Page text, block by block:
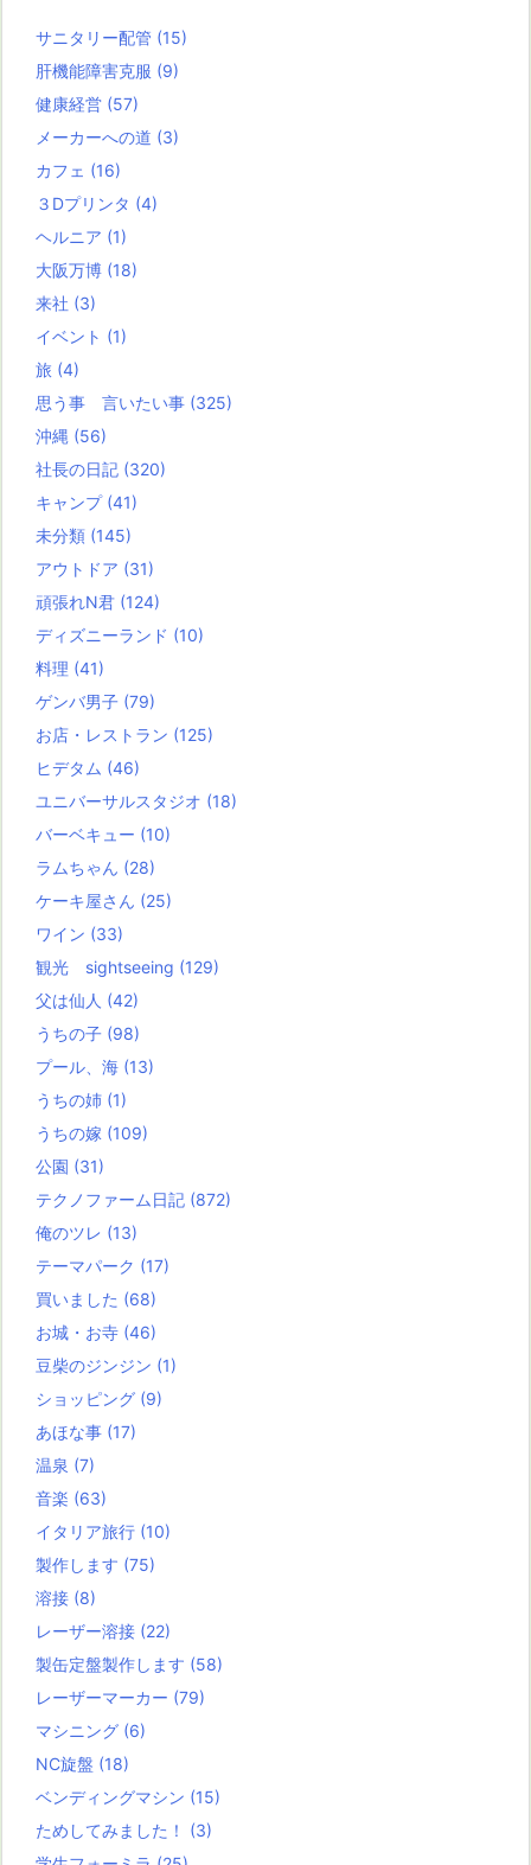
サニタリー配管 (15)
肝機能障害克服 (9)
健康経営 (57)
メーカーへの道 (3)
カフェ (16)
３Dプリンタ (4)
ヘルニア (1)
大阪万博 (18)
来社 (3)
イベント (1)
旅 (4)
思う事 言いたい事 (325)
沖縄 (56)
社長の日記 (320)
キャンプ (41)
未分類 (145)
アウトドア (31)
頑張れN君 (124)
ディズニーランド (10)
料理 (41)
ゲンバ男子 (79)
お店・レストラン (125)
ヒデタム (46)
ユニバーサルスタジオ (18)
バーベキュー (10)
ラムちゃん (28)
ケーキ屋さん (25)
ワイン (33)
観光 sightseeing (129)
父は仙人 (42)
うちの子 (98)
プール、海 (13)
うちの姉 (1)
うちの嫁 (109)
公園 (31)
テクノファーム日記 (872)
俺のツレ (13)
テーマパーク (17)
買いました (68)
お城・お寺 (46)
豆柴のジンジン (1)
ショッピング (9)
あほな事 (17)
温泉 (7)
音楽 (63)
イタリア旅行 (10)
製作します (75)
溶接 (8)
レーザー溶接 (22)
製缶定盤製作します (58)
レーザーマーカー (79)
マシニング (6)
NC旋盤 (18)
ベンディングマシン (15)
ためしてみました！ (3)